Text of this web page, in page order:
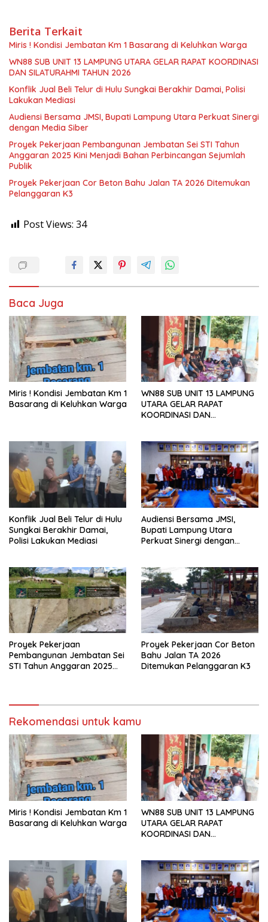
Berita Terkait
Miris ! Kondisi Jembatan Km 1 Basarang di Keluhkan Warga
WN88 SUB UNIT 13 LAMPUNG UTARA GELAR RAPAT KOORDINASI
DAN SILATURAHMI TAHUN 2026
Konflik Jual Beli Telur di Hulu Sungkai Berakhir Damai, Polisi
Lakukan Mediasi
Audiensi Bersama JMSI, Bupati Lampung Utara Perkuat Sinergi
dengan Media Siber
Proyek Pekerjaan Pembangunan Jembatan Sei STI Tahun
Anggaran 2025 Kini Menjadi Bahan Perbincangan Sejumlah
Publik
Proyek Pekerjaan Cor Beton Bahu Jalan TA 2026 Ditemukan
Pelanggaran K3
Post Views: 34
Baca Juga
Miris ! Kondisi Jembatan Km 1
Basarang di Keluhkan Warga
WN88 SUB UNIT 13 LAMPUNG
UTARA GELAR RAPAT
KOORDINASI DAN
Konflik Jual Beli Telur di Hulu
Sungkai Berakhir Damai,
Polisi Lakukan Mediasi
Audiensi Bersama JMSI,
Bupati Lampung Utara
Perkuat Sinergi dengan
Proyek Pekerjaan
Pembangunan Jembatan Sei
STI Tahun Anggaran 2025
Proyek Pekerjaan Cor Beton
Bahu Jalan TA 2026
Ditemukan Pelanggaran K3
Rekomendasi untuk kamu
Miris ! Kondisi Jembatan Km 1
Basarang di Keluhkan Warga
WN88 SUB UNIT 13 LAMPUNG
UTARA GELAR RAPAT
KOORDINASI DAN